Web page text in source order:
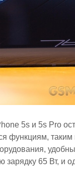
5s и 5s Pro
функциям, таким
65 Вт, и